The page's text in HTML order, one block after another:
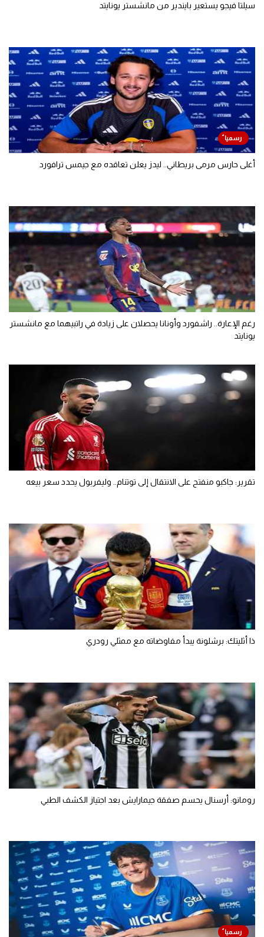
سيلتا فيجو يستعير بايندير من مانشستر يونايتد
أغلى حارس مرمى بريطاني.. ليدز يعلن تعاقده مع جيمس ترافورد
رغم الإعارة.. راشفورد وأونانا يحصلان على زيادة في راتبيهما مع مانشستر
يونايتد
تقرير: جاكبو منفتح على الانتقال إلى توتنام.. وليفربول يحدد سعر بيعه
ذا أثليتك: برشلونة يبدأ مفاوضاته مع ممثلي رودري
رومانو: أرسنال يحسم صفقة جيمارايش بعد اجتياز الكشف الطبي